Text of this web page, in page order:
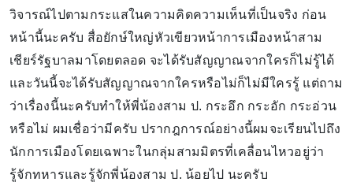
วิจารณ์ไปตามกระแสในความคิดความเห็นที่เป็นจริง ก่อน
หน้านี้นะครับ สื่อยักษ์ใหญ่หัวเขียวหน้าการเมืองหน้าสาม
เชียร์รัฐบาลมาโดยตลอด จะได้รับสัญญาณจากใครก็ไม่รู้ได้
และวันนี้จะได้รับสัญญาณจากใครหรือไม่ก็ไม่มีใครรู้ แต่ถาม
ว่าเรื่องนี้นะครับทำให้พี่น้องสาม ป. กระอึก กระอัก กระอ่วน
หรือไม่ ผมเชื่อว่ามีครับ ปรากฎการณ์อย่างนี้ผมจะเรียนไปถึง
นักการเมืองโดยเฉพาะในกลุ่มสามมิตรที่เคลื่อนไหวอยู่ว่า
รู้จักทหารและรู้จักพี่น้องสาม ป. น้อยไป นะครับ